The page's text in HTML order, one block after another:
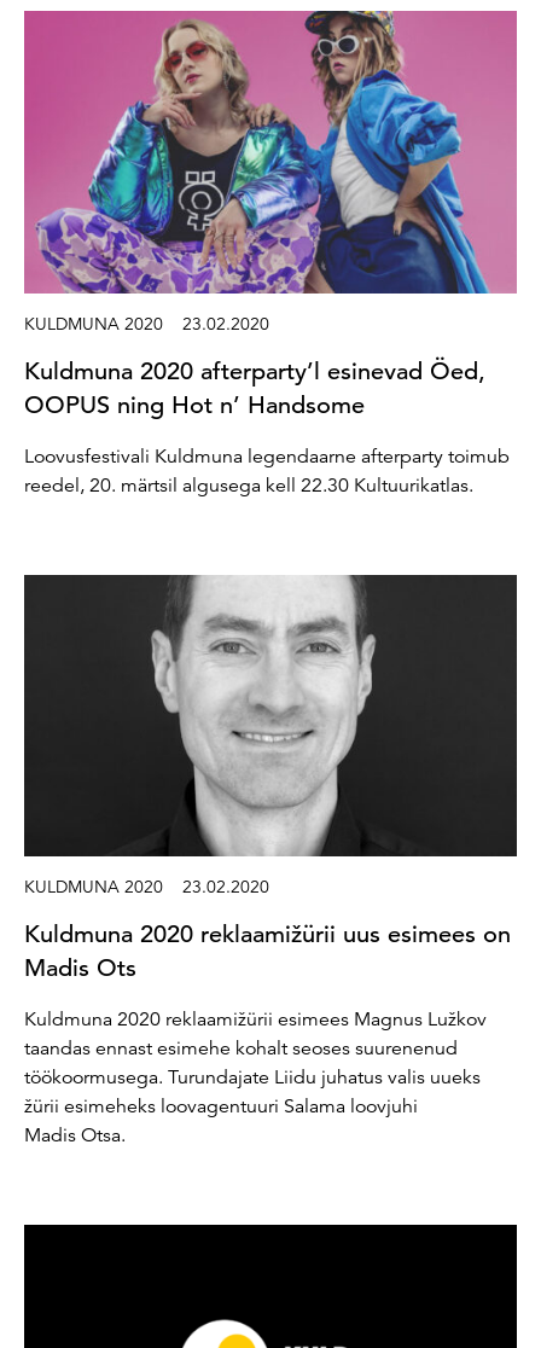
KULDMUNA 2020 23.02.2020
Kuldmuna 2020 afterparty’l esinevad Öed,
OOPUS ning Hot n’ Handsome
Loovusfestivali Kuldmuna legendaarne afterparty toimub
reedel, 20. märtsil algusega kell 22.30 Kultuurikatlas.
KULDMUNA 2020 23.02.2020
Kuldmuna 2020 reklaamižürii uus esimees on
Madis Ots
Kuldmuna 2020 reklaamižürii esimees Magnus Lužkov
taandas ennast esimehe kohalt seoses suurenenud
töökoormusega. Turundajate Liidu juhatus valis uueks
žürii esimeheks loovagentuuri Salama loovjuhi
Madis Otsa.